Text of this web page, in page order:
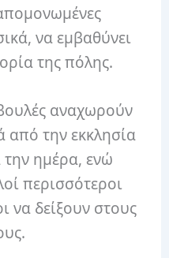
να εμβαθύνει
της πόλης.
αναχωρούν
την εκκλησία
ημέρα, ενώ
περισσότεροι
να δείξουν στους